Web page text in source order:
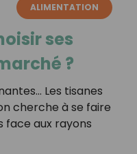
ALIMENTATION
ses
?
Les tisanes
cherche à se faire
face aux rayons